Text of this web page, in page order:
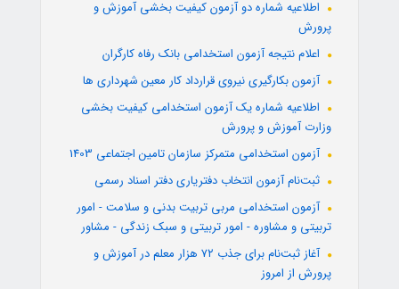
اطلاعیه شماره دو آزمون کیفیت بخشی آموزش و
پرورش
اعلام نتیجه آزمون استخدامی بانک رفاه کارگران
آزمون بکارگیری نیروی قرارداد کار معین شهرداری ها
اطلاعیه شماره یک آزمون استخدامی کیفیت بخشی
وزارت آموزش و پرورش
آزمون استخدامی متمرکز سازمان تامین اجتماعی 1403
ثبت‌نام آزمون انتخاب دفتریاری دفتر اسناد رسمی
آزمون استخدامی مربی تربیت بدنی و سلامت - امور
تربیتی و مشاوره - امور تربیتی و سبک زندگی - مشاور
آغاز ثبت‌نام برای جذب ۷۲ هزار معلم در آموزش و
پرورش از امروز